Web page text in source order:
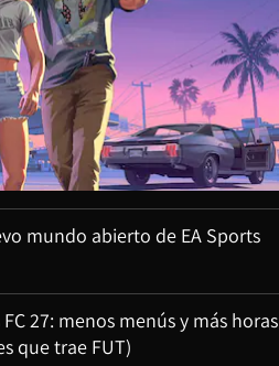
mundo abierto de EA Sports
27: menos menús y más horas
que trae FUT)